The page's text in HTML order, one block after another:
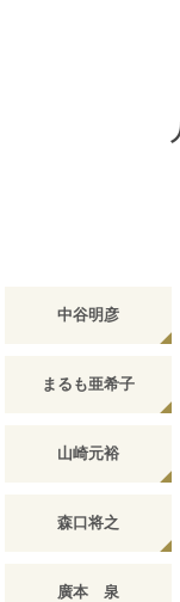
中谷明彦
まるも亜希子
山崎元裕
森口将之
廣本 泉